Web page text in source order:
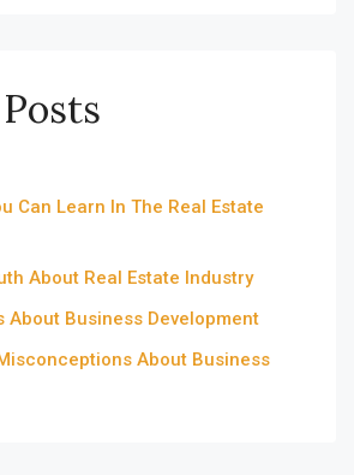
Can Learn In The Real Estate
About Real Estate Industry
About Business Development
About Business